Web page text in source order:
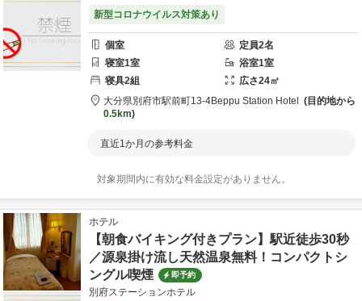
新型コロナウイルス対策あり
個室 定員2名
寝室1室 浴室1室
寝具2組 広さ24㎡
大分県別府市駅前町13-4Beppu Station Hotel
目的地から
0.5km
直近1か月の参考料金
対象期間内に有効な料金設定がありません。
ホテル
【朝食バイキング付きプラン】駅近徒歩30秒
／源泉掛け流し天然温泉無料！コンパクトシ
ングル喫煙
即予約
別府ステーションホテル